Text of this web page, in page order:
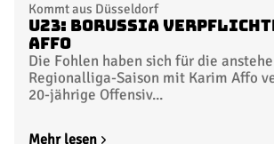
Kommt aus Düsseldorf
U23: Borussia
Affo
Die Fohlen haben sich für die
Regionalliga-Saison mit Karim Affo
20-jährige Offensiv...
Mehr lesen